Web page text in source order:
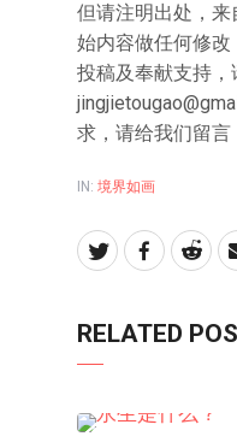
但请注明出处，
始内容做任何修改
投稿及奉献支持，
求，请给我们留言
IN: 境界如画
RELATED